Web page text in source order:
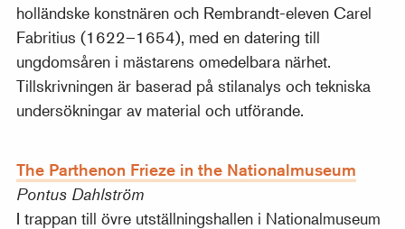
holländske konstnären och Rembrandt-eleven Carel
Fabritius (1622–1654), med en datering till
ungdomsåren i mästarens omedelbara närhet.
Tillskrivningen är baserad på stilanalys och tekniska
undersökningar av material och utförande.
The Parthenon Frieze in the Nationalmuseum
Pontus Dahlström
I trappan till övre utställningshallen i Nationalmuseum